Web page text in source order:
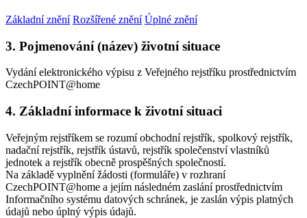
Základní znění Rozšířené znění Úplné znění
3. Pojmenování (název) životní situace
Vydání elektronického výpisu z Veřejného rejstříku prostřednictvím
CzechPOINT@home
4. Základní informace k životní situaci
Veřejným rejstříkem se rozumí obchodní rejstřík, spolkový rejstřík,
nadační rejstřík, rejstřík ústavů, rejstřík společenství vlastníků
jednotek a rejstřík obecně prospěšných společností.
Na základě vyplnění žádosti (formuláře) v rozhraní
CzechPOINT@home a jejím následném zaslání prostřednictvím
Informačního systému datových schránek, je zaslán výpis platných
údajů nebo úplný výpis údajů.